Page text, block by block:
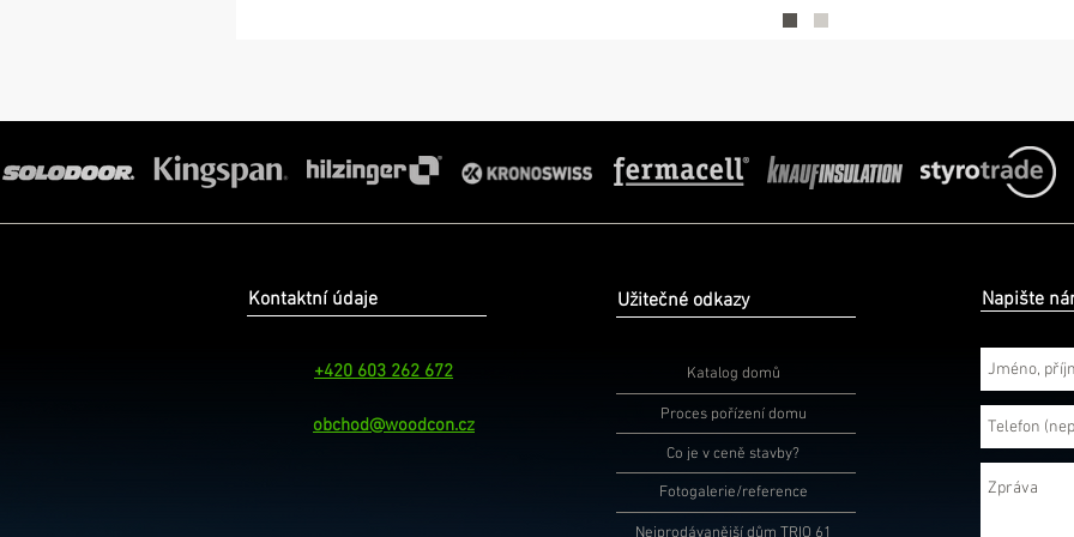
Kontaktní údaje
+420 603 262 672
obchod@woodcon.cz
Užitečné odkazy
Katalog domů
Proces pořízení domu
Co je v ceně stavby?
Fotogalerie/reference
Napište